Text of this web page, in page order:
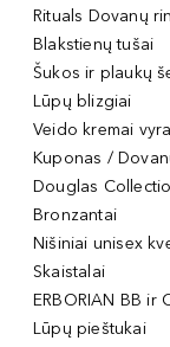
Rituals Dovanų
Blakstienų tušai
Šukos ir plaukų
Lūpų blizgiai
Veido kremai
Kuponas /
Douglas
Bronzantai
Nišiniai unisex
Skaistalai
ERBORIAN BB ir
Lūpų pieštukai